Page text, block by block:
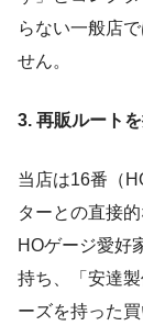
らない一般店
せん。
3. 再販ルート
当店は16番（
ターとの直接
HOゲージ愛好
持ち、「安達
ーズを持った